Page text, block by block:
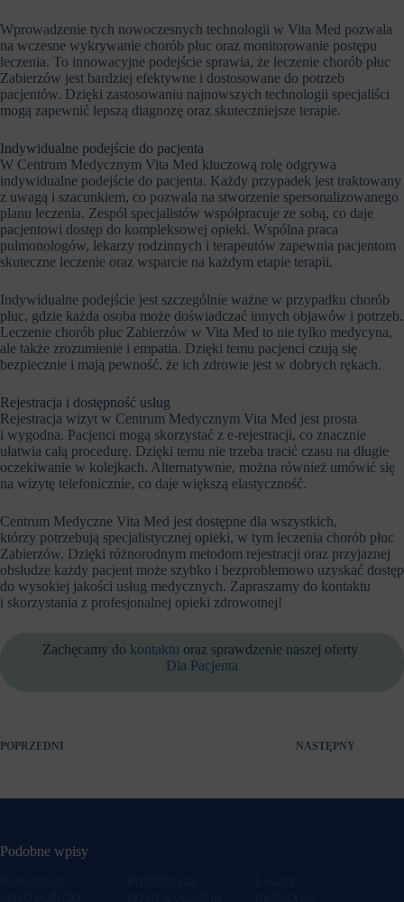
Wprowadzenie tych nowoczesnych technologii w Vita Med pozwala
na wczesne wykrywanie chorób płuc oraz monitorowanie postępu
leczenia. To innowacyjne podejście sprawia, że leczenie chorób płuc
Zabierzów jest bardziej efektywne i dostosowane do potrzeb
pacjentów. Dzięki zastosowaniu najnowszych technologii specjaliści
mogą zapewnić lepszą diagnozę oraz skuteczniejsze terapie.
Indywidualne podejście do pacjenta
W Centrum Medycznym Vita Med kluczową rolę odgrywa
indywidualne podejście do pacjenta. Każdy przypadek jest traktowany
z uwagą i szacunkiem, co pozwala na stworzenie spersonalizowanego
planu leczenia. Zespół specjalistów współpracuje ze sobą, co daje
pacjentowi dostęp do kompleksowej opieki. Wspólna praca
pulmonologów, lekarzy rodzinnych i terapeutów zapewnia pacjentom
skuteczne leczenie oraz wsparcie na każdym etapie terapii.
Indywidualne podejście jest szczególnie ważne w przypadku chorób
płuc, gdzie każda osoba może doświadczać innych objawów i potrzeb.
Leczenie chorób płuc Zabierzów w Vita Med to nie tylko medycyna,
ale także zrozumienie i empatia. Dzięki temu pacjenci czują się
bezpiecznie i mają pewność, że ich zdrowie jest w dobrych rękach.
Rejestracja i dostępność usług
Rejestracja wizyt w Centrum Medycznym Vita Med jest prosta
i wygodna. Pacjenci mogą skorzystać z e-rejestracji, co znacznie
ułatwia całą procedurę. Dzięki temu nie trzeba tracić czasu na długie
oczekiwanie w kolejkach. Alternatywnie, można również umówić się
na wizytę telefonicznie, co daje większą elastyczność.
Centrum Medyczne Vita Med jest dostępne dla wszystkich,
którzy potrzebują specjalistycznej opieki, w tym leczenia chorób płuc
Zabierzów. Dzięki różnorodnym metodom rejestracji oraz przyjaznej
obsłudze każdy pacjent może szybko i bezproblemowo uzyskać dostęp
do wysokiej jakości usług medycznych. Zapraszamy do kontaktu
i skorzystania z profesjonalnej opieki zdrowotnej!
Zachęcamy do kontaktu oraz sprawdzenie naszej oferty
Dla Pacjenta
POPRZEDNI NASTĘPNY
Podobne wpisy